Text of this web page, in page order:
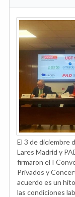
El 3 de diciembre
Lares Madrid y
firmaron el I
Privados y
acuerdo es un
las condiciones